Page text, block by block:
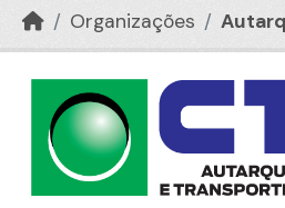
Organizações